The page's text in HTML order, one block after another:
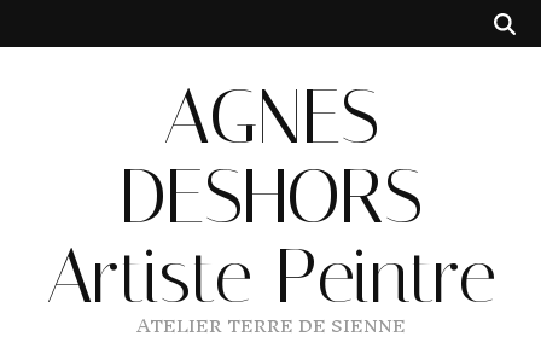
AGNES
DESHORS
Artiste Peintre
ATELIER TERRE DE SIENNE